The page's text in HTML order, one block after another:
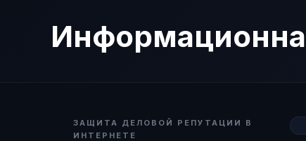
ЗАЩИТА ДЕЛОВОЙ РЕПУТАЦИИ В
ИНТЕРНЕТЕ